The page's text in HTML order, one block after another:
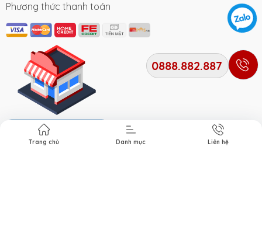
Phương thức thanh toán
Địa chỉ cửa hàng
0888.882.887
Trang chủ Danh mục Liên hệ